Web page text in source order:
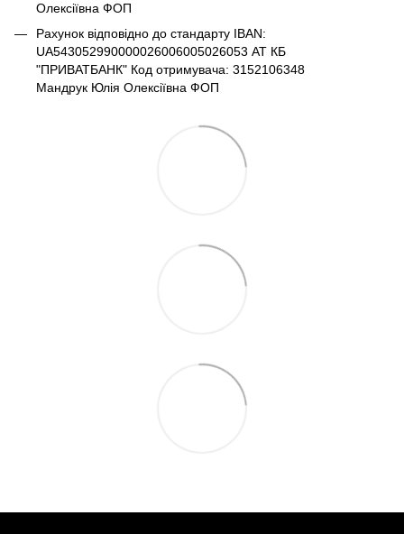
Олексіївна ФОП
Рахунок відповідно до стандарту IBAN:
UA543052990000026006005026053 АТ КБ
"ПРИВАТБАНК" Код отримувача: 3152106348
Мандрук Юлія Олексіївна ФОП